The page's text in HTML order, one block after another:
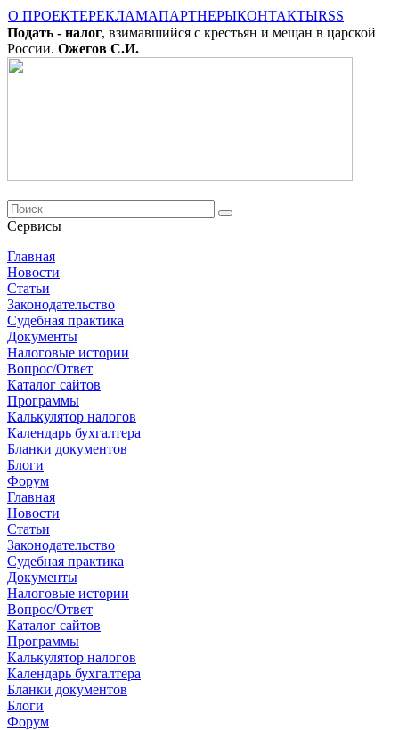
О ПРОЕКТЕРЕКЛАМАПАРТНЕРЫКОНТАКТЫRSS
Подать - налог, взимавшийся с крестьян и мещан в царской
России. Ожегов С.И.
Сервисы
Главная
Новости
Cтатьи
Законодательство
Судебная практика
Документы
Налоговые истории
Вопрос/Ответ
Каталог сайтов
Программы
Калькулятор налогов
Календарь бухгалтера
Бланки документов
Блоги
Форум
Главная
Новости
Cтатьи
Законодательство
Судебная практика
Документы
Налоговые истории
Вопрос/Ответ
Каталог сайтов
Программы
Калькулятор налогов
Календарь бухгалтера
Бланки документов
Блоги
Форум